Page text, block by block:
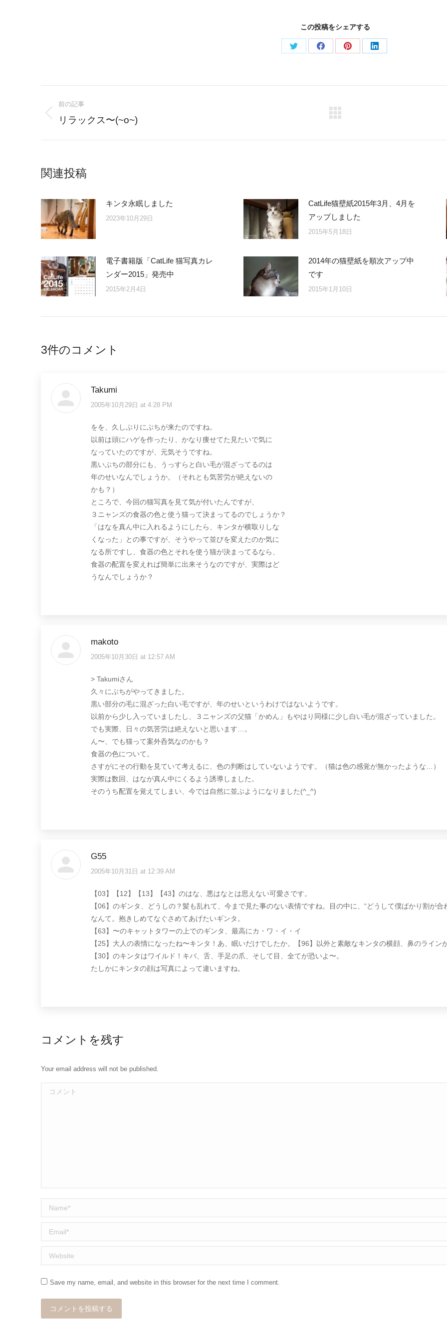
この投稿をシェアする
Share
Share
Share
Share
navigation
前の記事
Previous
リラックス〜(~o~)
関連投稿
キンタ永眠しました
2023年10月29日
CatLife猫壁紙2015年3月、4月を
アップしました
2015年5月18日
電子書籍版「CatLife 猫写真カレ
ンダー2015」発売中
2015年2月4日
2014年の猫壁紙を順次アップ中
です
2015年1月10日
3件のコメント
Takumi
says:
2005年10月29日 at 4:28 PM
をを、久しぶりにぶちが来たのですね。
以前は頭にハゲを作ったり、かなり痩せてた見たいで気に
なっていたのですが、元気そうですね。
黒いぶちの部分にも、うっすらと白い毛が混ざってるのは
年のせいなんでしょうか。（それとも気苦労が絶えないの
かも？）
ところで、今回の猫写真を見て気が付いたんですが、
３ニャンズの食器の色と使う猫って決まってるのでしょうか？
「はなを真ん中に入れるようにしたら、キンタが横取りしな
くなった」との事ですが、そうやって並びを変えたのか気に
なる所ですし、食器の色とそれを使う猫が決まってるなら、
食器の配置を変えれば簡単に出来そうなのですが、実際はど
うなんでしょうか？
makoto
says:
2005年10月30日 at 12:57 AM
> Takumiさん
久々にぶちがやってきました。
黒い部分の毛に混ざった白い毛ですが、年のせいというわけではないようです。
以前から少し入っていましたし、３ニャンズの父猫「かめん」もやはり同様に少し白い毛が混ざっていました。
でも実際、日々の気苦労は絶えないと思います…。
ん〜、でも猫って案外呑気なのかも？
食器の色について。
さすがにその行動を見ていて考えるに、色の判断はしていないようです。（猫は色の感覚が無かったような…）
実際は数回、はなが真ん中にくるよう誘導しました。
そのうち配置を覚えてしまい、今では自然に並ぶようになりました(^_^)
G55
says:
2005年10月31日 at 12:39 AM
【03】【12】【13】【43】のはな、悪はなとは思えない可愛さです。
【06】のギンタ、どうしの？髪も乱れて、今まで見た事のない表情ですね。目の中に、“どうして僕ばかり割が
なんて。抱きしめてなぐさめてあげたいギンタ。
【63】〜のキャットタワーの上でのギンタ、最高にカ・ワ・イ・イ
【25】大人の表情になったね〜キンタ！あ、眠いだけでしたか。【96】以外と素敵なキンタの横顔、鼻のライン
【30】のキンタはワイルド！キバ、舌、手足の爪、そして目、全てが恐いよ〜。
たしかにキンタの顔は写真によって違いますね。
コメントを残す
Your email address will not be published.
コメント
Name *
Email *
Website
Save my name, email, and website in this browser for the next time I comment.
コメントを投稿する